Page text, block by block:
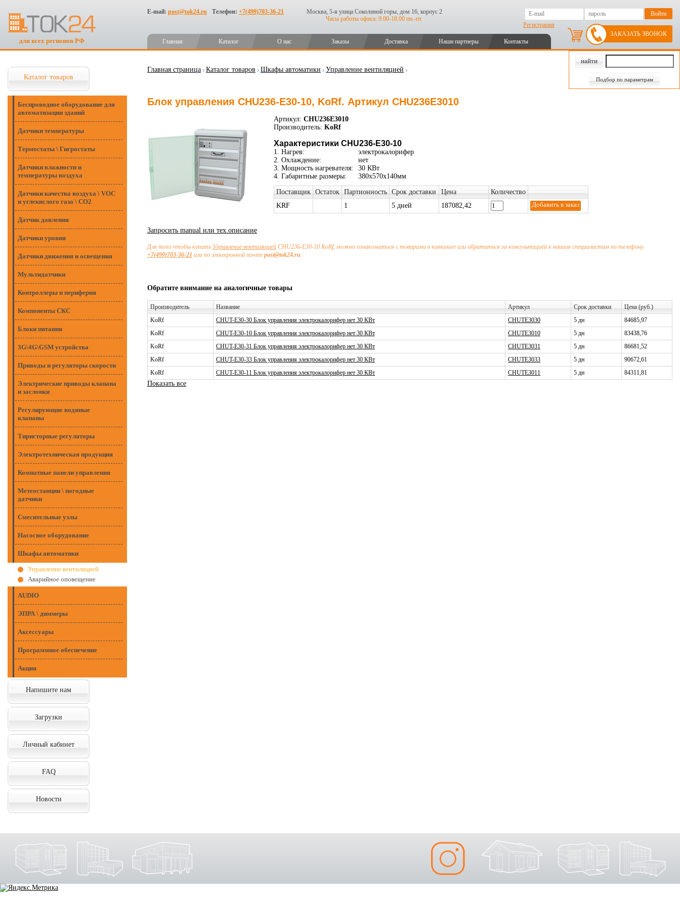
для всех регионов РФ
E-mail: post@tok24.ru Телефон: +7(499)703-36-21
Москва, 5-я улица Соколиной горы, дом 16, корпус 2
Часы работы офиса: 9.00-18.00 пн.-пт.
Регистрация
Главная Каталог О нас Заказы Доставка Наши партнеры Контакты
ЗАКАЗАТЬ ЗВОНОК
Подбор по параметрам
Каталог товаров
Беспроводное оборудование для
автоматизации зданий
Датчики температуры
Термостаты \ Гигростаты
Датчики влажности и
температуры воздуха
Датчики качества воздуха \ VOC
и углекислого газа \ CO2
Датчик давления
Датчики уровня
Датчики движения и освещения
Мультидатчики
Контроллеры и периферия
Компоненты СКС
Блоки питания
3G\4G\GSM устройства
Приводы и регуляторы скорости
Электрические приводы клапана
и заслонки
Регулирующие водяные
клапаны
Тиристорные регуляторы
Электротехническая продукция
Комнатные панели управления
Метеостанции \ погодные
датчики
Смесительные узлы
Насосное оборудование
Шкафы автоматики
Управление вентиляцией
Аварийное оповещение
AUDIO
ЭПРА \ диммеры
Аксессуары
Программное обеспечение
Акция
Напишите нам
Загрузки
Личный кабинет
FAQ
Новости
Главная страница Каталог товаров Шкафы автоматики Управление вентиляцией
Блок управления CHU236-E30-10, KoRf. Артикул CHU236E3010
Артикул: CHU236E3010
Производитель: KoRf
Характеристики CHU236-E30-10
1. Нагрев:
электрокалорифер
2. Охлаждение:
нет
3. Мощность нагревателя:
30 КВт
4. Габаритные размеры:
380х570х140мм
Поставщик Остаток Партионность Срок доставки Цена
Количество
KRF
1 5 дней 187082,42
Запросить manual или тех.описание
Для того чтобы купить Управление вентиляциейCHU236-E30-10 KoRf, можно ознакомиться с товарами в каталоге или обратиться за консультацией к нашим специалистам по телефону
+7(499)703-36-21 или по электронной почте post@tok24.ru.
Обратите внимание на аналогичные товары
Производитель Название Артикул Срок доставки
Цена (руб.)
KoRf
CHUT-E30-30 Блок управления электрокалорифер нет 30 КВт CHUTE3030 5 дн
84685,97
KoRf
CHUT-E30-10 Блок управления электрокалорифер нет 30 КВт CHUTE3010 5 дн
83438,76
KoRf
CHUT-E30-31 Блок управления электрокалорифер нет 30 КВт CHUTE3031 5 дн
86681,52
KoRf
CHUT-E30-33 Блок управления электрокалорифер нет 30 КВт CHUTE3033 5 дн
90672,61
KoRf
CHUT-E30-11 Блок управления электрокалорифер нет 30 КВт CHUTE3011 5 дн 84311,81
Показать все